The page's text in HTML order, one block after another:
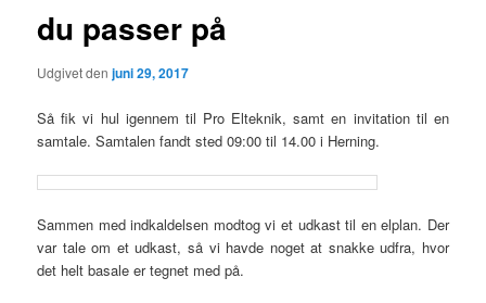
du passer på
Udgivet denjuni 29, 2017
Så fik vi hul igennem til Pro Elteknik, samt en invitation til en
samtale. Samtalen fandt sted 09:00 til 14.00 i Herning.
Sammen med indkaldelsen modtog vi et udkast til en elplan. Der
var tale om et udkast, så vi havde noget at snakke udfra, hvor
det helt basale er tegnet med på.